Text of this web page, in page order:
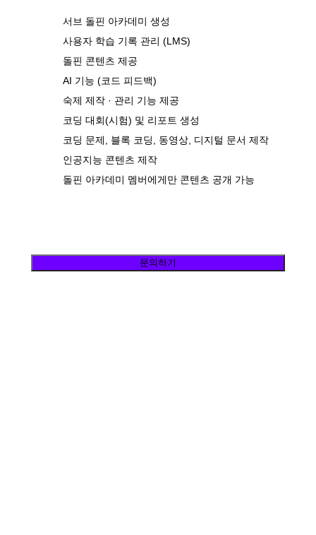
서브 돌핀 아카데미 생성
사용자 학습 기록 관리 (LMS)
돌핀 콘텐츠 제공
AI 기능 (코드 피드백)
숙제 제작 · 관리 기능 제공
코딩 대회(시험) 및 리포트 생성
코딩 문제, 블록 코딩, 동영상, 디지털 문서 제작
인공지능 콘텐츠 제작
돌핀 아카데미 멤버에게만 콘텐츠 공개 가능
문의하기